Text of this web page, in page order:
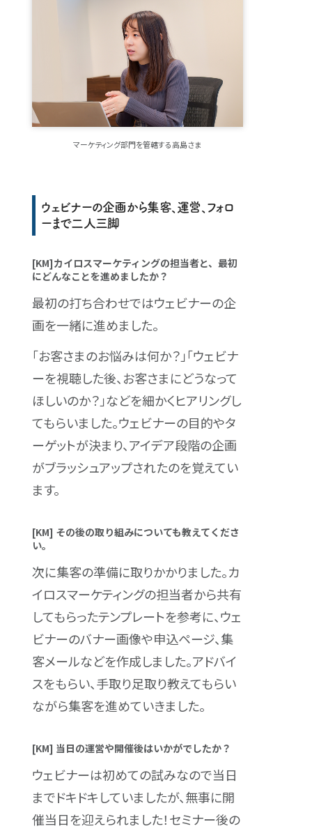
マーケティング部門を管轄する高島さま
ウェビナーの企画から集客、運営、フォロ
ーまで二人三脚
[KM]カイロスマーケティングの担当者と、最初
にどんなことを進めましたか？
最初の打ち合わせではウェビナーの企
画を一緒に進めました。
「お客さまのお悩みは何か？」「ウェビナ
ーを視聴した後、お客さまにどうなって
ほしいのか？」などを細かくヒアリングし
てもらいました。ウェビナーの目的やタ
ーゲットが決まり、アイデア段階の企画
がブラッシュアップされたのを覚えてい
ます。
[KM] その後の取り組みについても教えてくださ
い。
次に集客の準備に取りかかりました。カ
イロスマーケティングの担当者から共有
してもらったテンプレートを参考に、ウェ
ビナーのバナー画像や申込ページ、集
客メールなどを作成しました。アドバイ
スをもらい、手取り足取り教えてもらい
ながら集客を進めていきました。
[KM] 当日の運営や開催後はいかがでしたか？
ウェビナーは初めての試みなので当日
までドキドキしていましたが、無事に開
催当日を迎えられました！セミナー後の